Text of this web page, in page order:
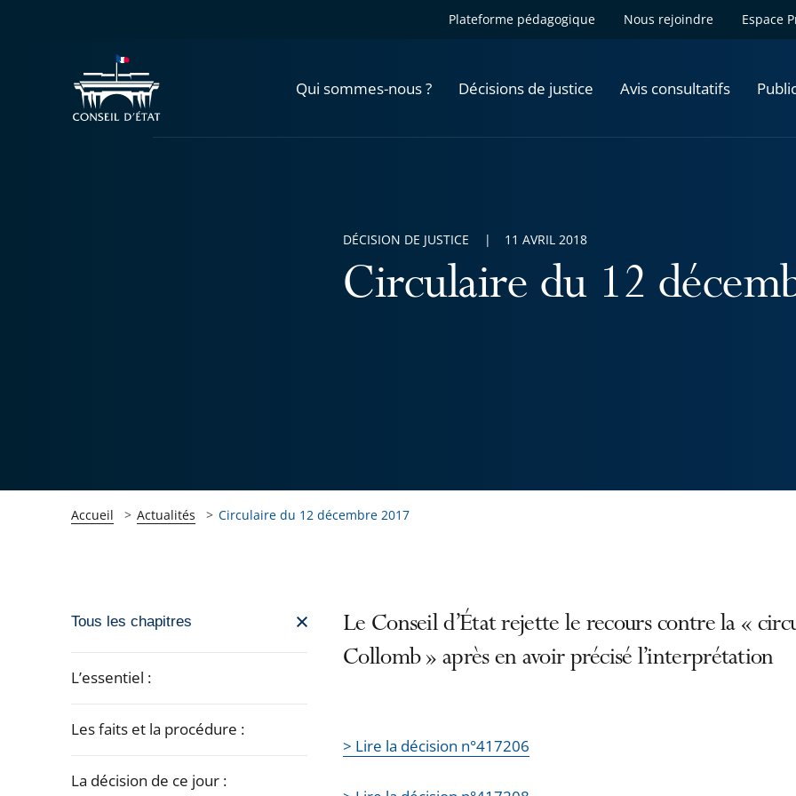
Plateforme pédagogique Nous rejoindre Espace
Qui sommes-nous ? Décisions de justice Avis consultatifs
Circulaire du 12
DÉCISION DE JUSTICE 11 AVRIL 2018
Accueil Actualités Circulaire du 12 décembre 2017
Passer
navigation
l'article
Tous les chapitres
L’essentiel :
Les faits et la procédure :
La décision de ce jour :
Le Conseil d’État rejette le recours contre la «
Collomb » après en avoir précisé l’interprétation
> Lire la décision n°417206